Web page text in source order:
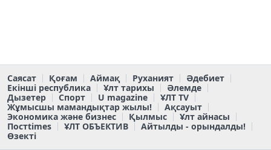
Саясат Қоғам Аймақ Руханият
Әдебиет
Екінші республика
Ұлт тарихы
Әлемде
Дызетер
Спорт U magazine
ҰЛТ TV
Жұмысшы мамандықтар жылы!
Ақсауыт
Экономика және бизнес
Қылмыс
Ұлт айнасы
Постtimes
ҰЛТ ОБЪЕКТИВ
Айтылды - орындалды!
Өзекті